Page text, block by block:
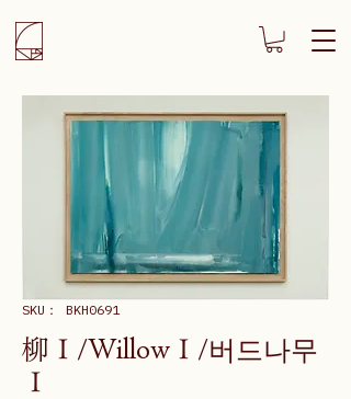
SKU： BKH0691
柳Ⅰ/WillowⅠ/버드나무
Ⅰ